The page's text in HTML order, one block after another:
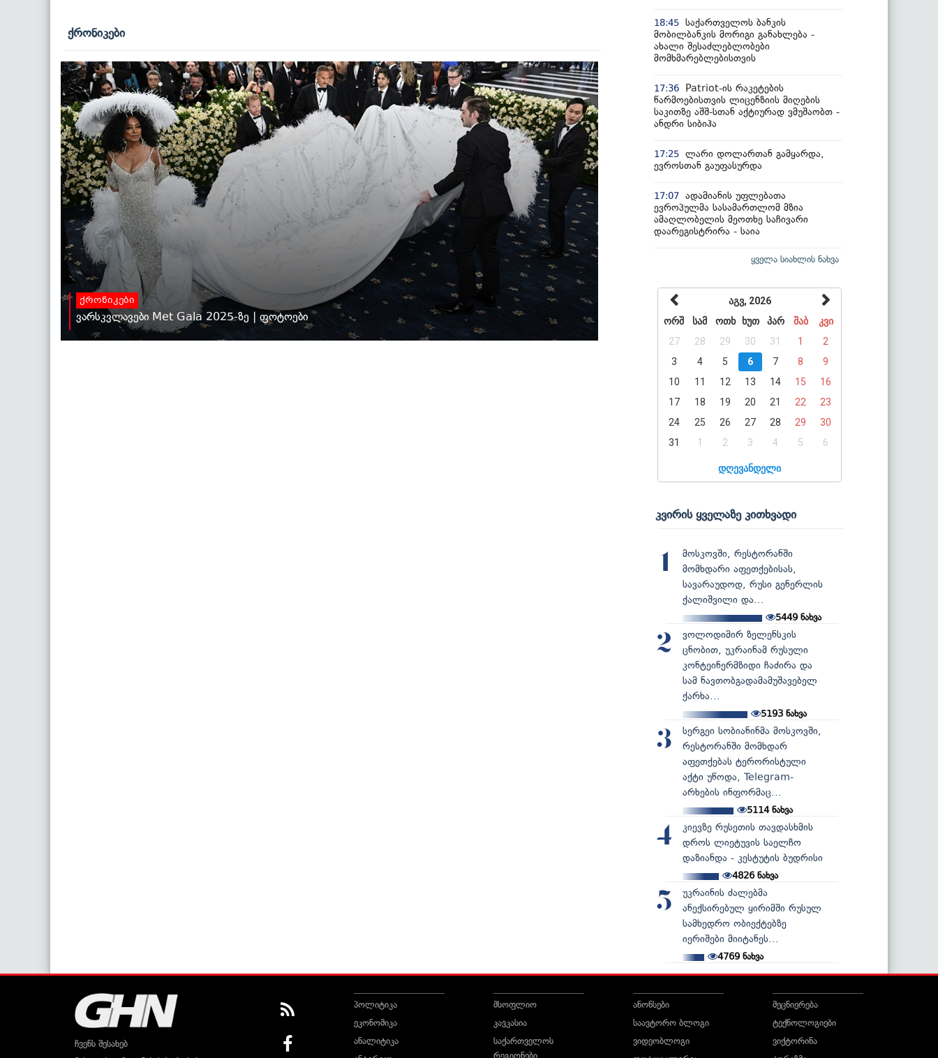
ქრონიკები
ქრონიკები
ვარსკვლავები Met Gala 2025-ზე | ფოტოები
18:45 საქართველოს ბანკის
მობილბანკის მორიგი განახლება -
ახალი შესაძლებლობები
მომხმარებლებისთვის
17:36
Patriot-ის რაკეტების
წარმოებისთვის ლიცენზიის მიღების
საკითზე აშშ-სთან აქტიურად ვმუშაობთ -
ანდრი სიბიჰა
17:25 ლარი დოლართან გამყარდა,
ევროსთან გაუფასურდა
17:07 ადამიანის უფლებათა
ევროპულმა სასამართლომ მზია
ამაღლობელის მეოთხე საჩივარი
დაარეგისტრირა - საია
ყველა სიახლის ნახვა
აგვ, 2026
ორშ
სამ ოთხ ხუთ პარ შაბ
კვი
27
28 29 30 31 1
2
3
4 5 6 7 8
9
10
11 12 13 14 15
16
17
18 19 20 21 22
23
24
25 26 27 28 29
30
31
1 2 3 4 5 6
დღევანდელი
კვირის ყველაზე კითხვადი
1
მოსკოვში, რესტორანში
მომხდარი აფეთქებისას,
სავარაუდოდ, რუსი გენერლის
ქალიშვილი და...
5449 ნახვა
2
ვოლოდიმირ ზელენსკის
ცნობით, უკრაინამ რუსული
კონტეინერმზიდი ჩაძირა და
სამ ნავთობგადამამუშავებელ
ქარხა...
5193 ნახვა
3
სერგეი სობიანინმა მოსკოვში,
რესტორანში მომხდარ
აფეთქებას ტერორისტული
აქტი უწოდა, Telegram-
არხების ინფორმაც...
5114ნახვა
4
კიევზე რუსეთის თავდასხმის
დროს ლიეტუვის საელჩო
დაზიანდა - კესტუტის ბუდრისი
4826ნახვა
5
უკრაინის ძალებმა
ანექსირებულ ყირიმში რუსულ
სამხედრო ობიექტებზე
იერიშები მიიტანეს...
4769 ნახვა
ჩვენს შესახებ
პოლიტიკა
ეკონომიკა
ანალიტიკა
მსოფლიო
კავკასია
საქართველოს
რეგიონები
ანონსები
საავტორო ბლოგი
ვიდეობლოგი
მეცნიერება
ტექნოლოგიები
ვიქტორინა